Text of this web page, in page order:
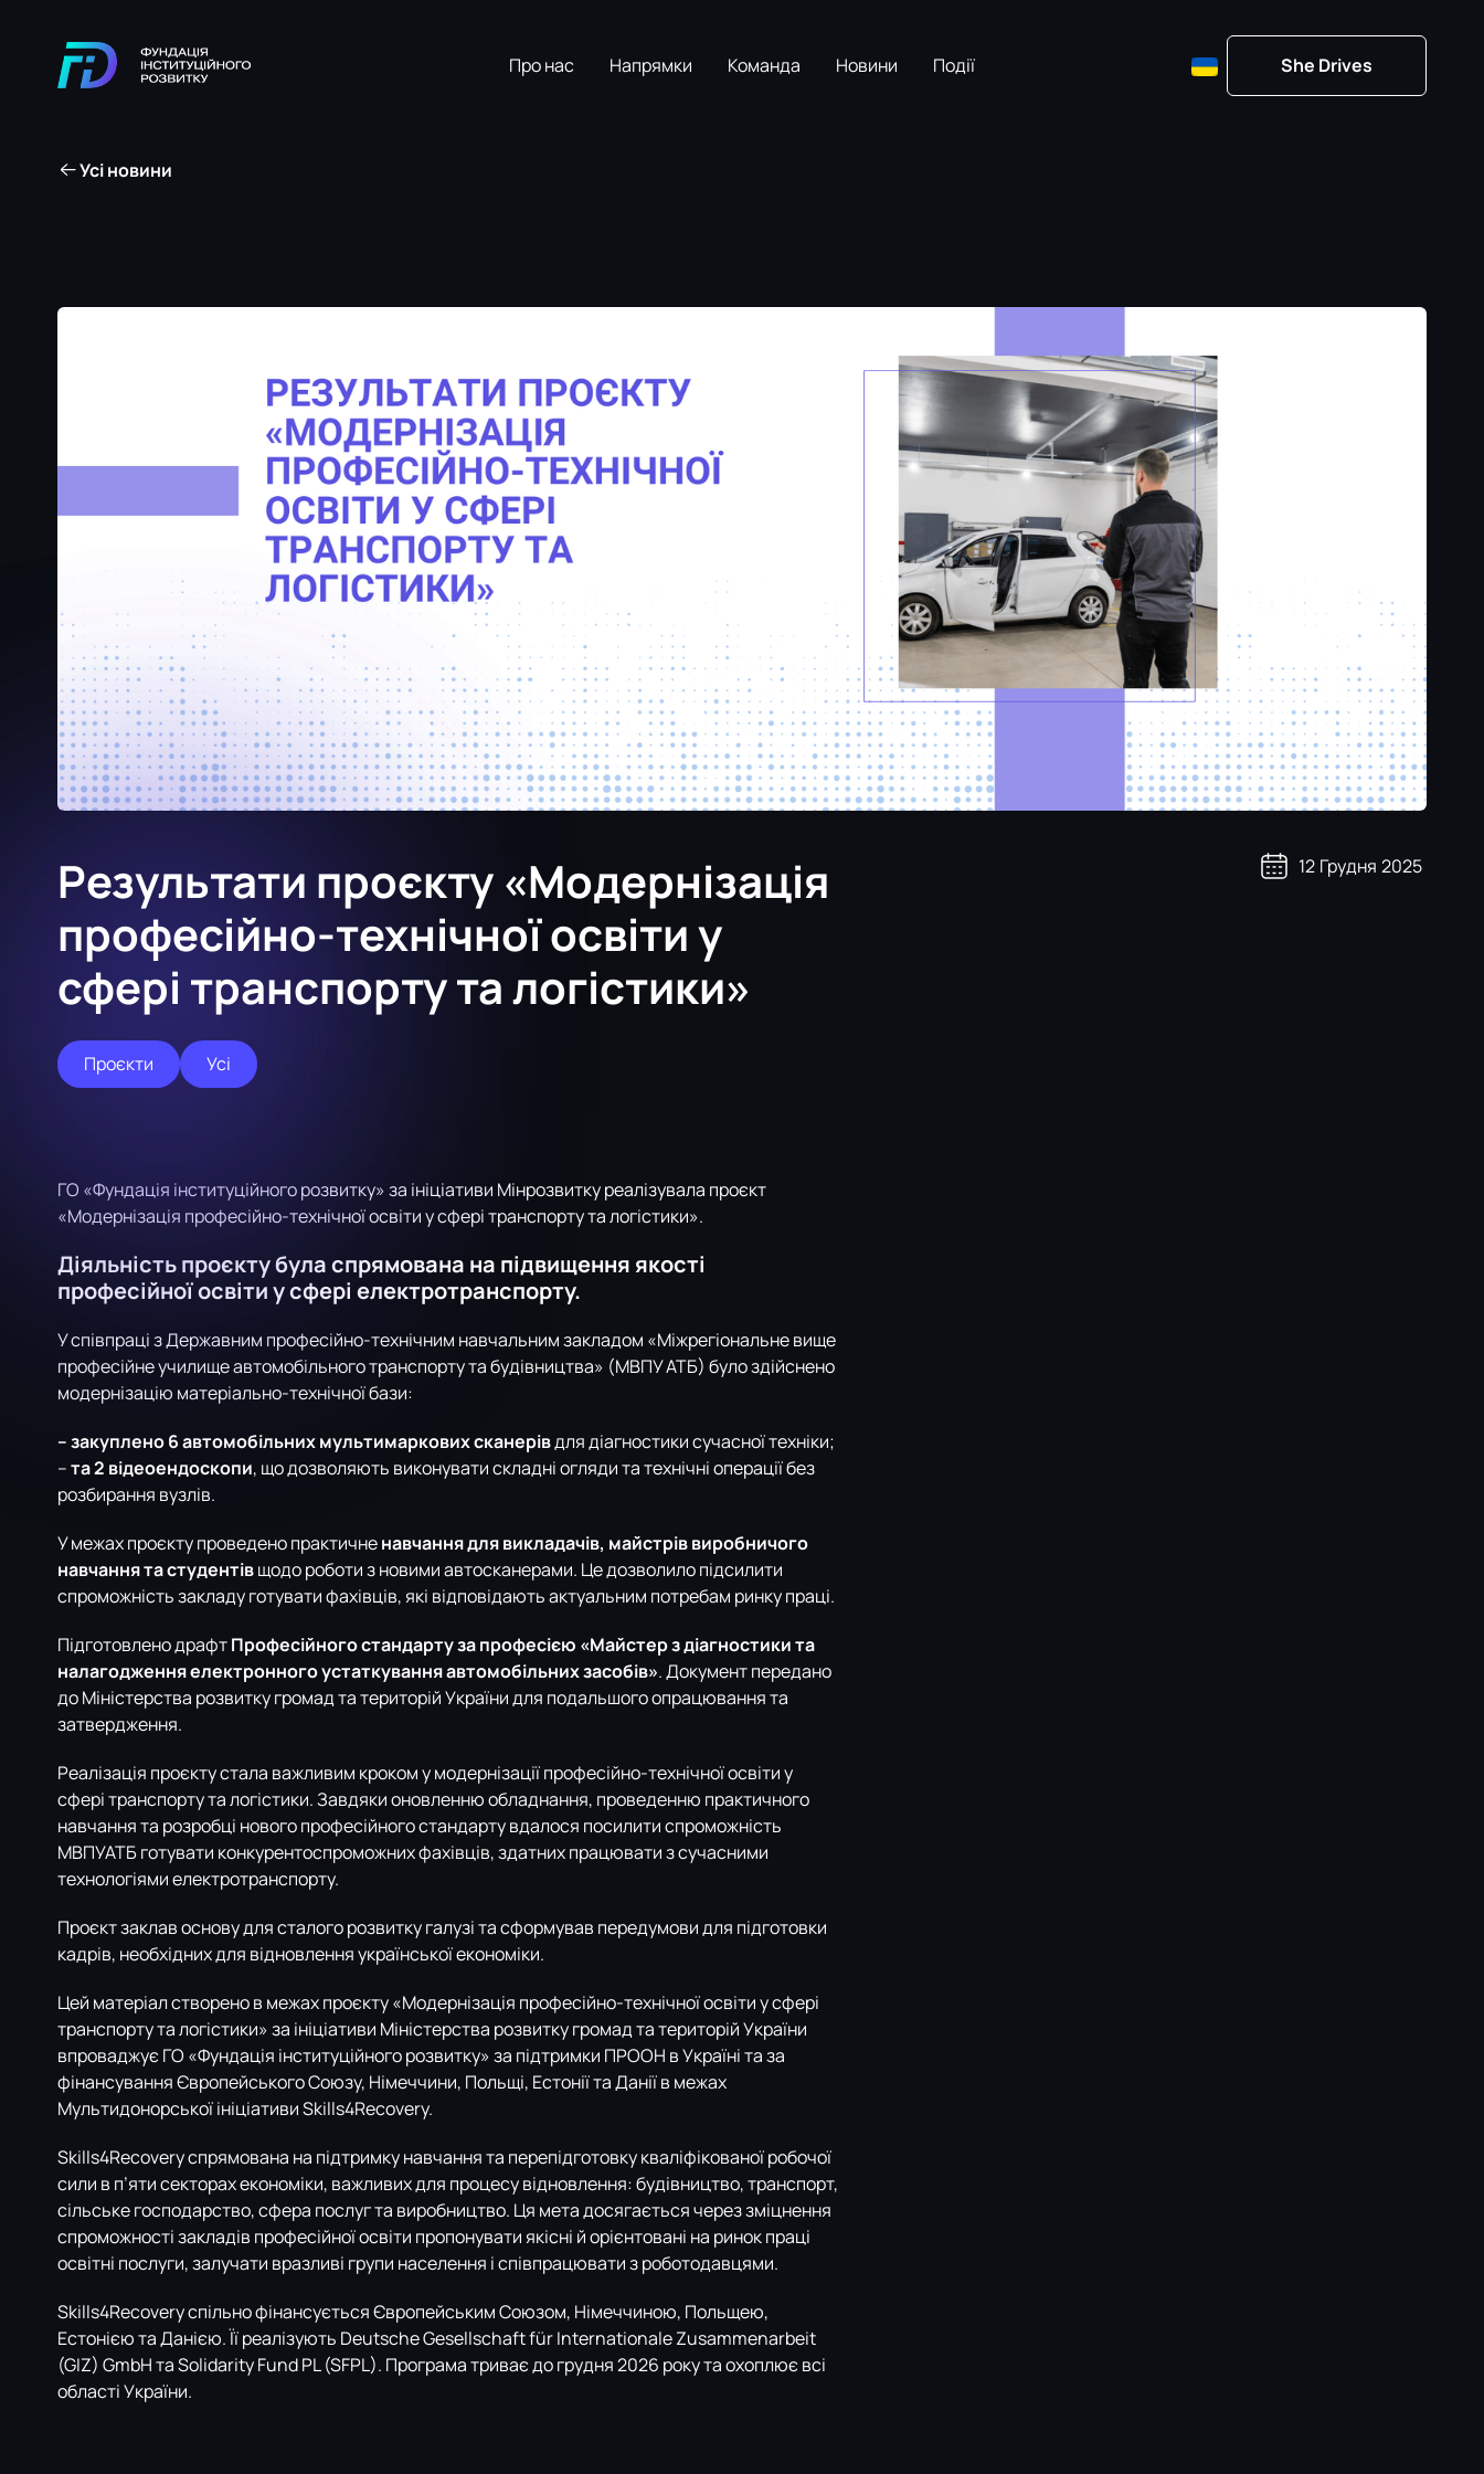
Про нас Напрямки Команда Новини Події She Drives
Усі новини
Результати проєкту «Модернізація
професійно-технічної освіти у
сфері транспорту та логістики»
Проєкти Усі
12 Грудня 2025
ГО «Фундація інституційного розвитку» за ініціативи Мінрозвитку реалізувала проєкт
«Модернізація професійно-технічної освіти у сфері транспорту та логістики».
Діяльність проєкту була спрямована на підвищення якості
професійної освіти у сфері електротранспорту.
У співпраці з Державним професійно-технічним навчальним закладом «Міжрегіональне вище
професійне училище автомобільного транспорту та будівництва» (МВПУ АТБ) було здійснено
модернізацію матеріально-технічної бази:
– закуплено 6 автомобільних мультимаркових сканерівдля діагностики сучасної техніки;
–та 2 відеоендоскопи, що дозволяють виконувати складні огляди та технічні операції без
розбирання вузлів.
У межах проєкту проведено практичненавчання для викладачів, майстрів виробничого
навчання та студентівщодо роботи з новими автосканерами. Це дозволило підсилити
спроможність закладу готувати фахівців, які відповідають актуальним потребам ринку праці.
Підготовлено драфтПрофесійного стандарту за професією «Майстер з діагностики та
налагодження електронного устаткування автомобільних засобів». Документ передано
до Міністерства розвитку громад та територій України для подальшого опрацювання та
затвердження.
Реалізація проєкту стала важливим кроком у модернізації професійно-технічної освіти у
сфері транспорту та логістики. Завдяки оновленню обладнання, проведенню практичного
навчання та розробці нового професійного стандарту вдалося посилити спроможність
МВПУАТБ готувати конкурентоспроможних фахівців, здатних працювати з сучасними
технологіями електротранспорту.
Проєкт заклав основу для сталого розвитку галузі та сформував передумови для підготовки
кадрів, необхідних для відновлення української економіки.
Цей матеріал створено в межах проєкту «Модернізація професійно-технічної освіти у сфері
транспорту та логістики» за ініціативи Міністерства розвитку громад та територій України
впроваджує ГО «Фундація інституційного розвитку» за підтримки ПРООН в Україні та за
фінансування Європейського Союзу, Німеччини, Польщі, Естонії та Данії в межах
Мультидонорської ініціативи Skills4Recovery.
Skills4Recovery спрямована на підтримку навчання та перепідготовку кваліфікованої робочої
сили в п’яти секторах економіки, важливих для процесу відновлення: будівництво, транспорт,
сільське господарство, сфера послуг та виробництво. Ця мета досягається через зміцнення
спроможності закладів професійної освіти пропонувати якісні й орієнтовані на ринок праці
освітні послуги, залучати вразливі групи населення і співпрацювати з роботодавцями.
Skills4Recovery спільно фінансується Європейським Союзом, Німеччиною, Польщею,
Естонією та Данією. Її реалізують Deutsche Gesellschaft für Internationale Zusammenarbeit
(GIZ) GmbH та Solidarity Fund PL (SFPL). Програма триває до грудня 2026 року та охоплює всі
області України.